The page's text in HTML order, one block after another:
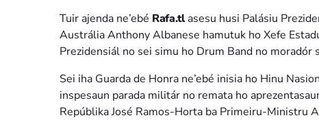
Tuir ajenda ne’ebé Rafa.tlasesu husi Palásiu
Austrália Anthony Albanese hamutuk ho Xefe
Prezidensiál no sei simu ho Drum Band no moradór
Sei iha Guarda de Honra ne’ebé inisia ho Hinu
inspesaun parada militár no remata ho
Repúblika José Ramos-Horta ba Primeiru-Ministru